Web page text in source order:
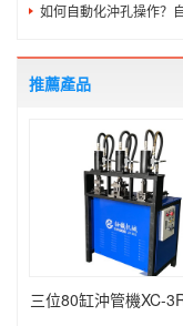
如何自動化沖孔操作？
推薦產品
三位80缸沖管機XC-